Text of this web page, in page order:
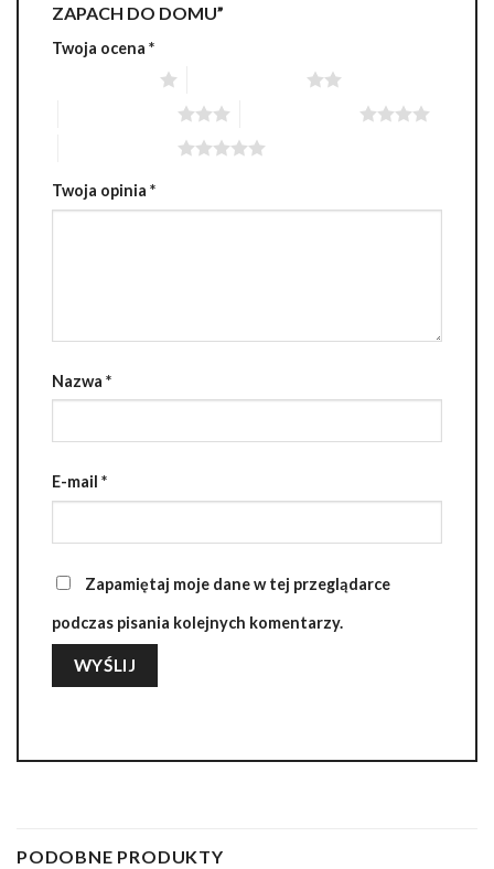
ZAPACH DO DOMU”
Twoja ocena *
Twoja opinia *
Nazwa *
E-mail *
Zapamiętaj moje dane w tej przeglądarce
podczas pisania kolejnych komentarzy.
PODOBNE PRODUKTY